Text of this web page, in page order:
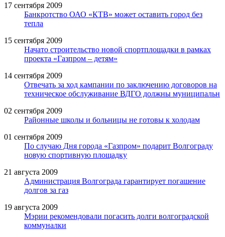
17 сентября 2009
Банкротство ОАО «КТВ» может оставить город без
тепла
15 сентября 2009
Начато строительство новой спортплощадки в рамках
проекта «Газпром – детям»
14 сентября 2009
Отвечать за ход кампании по заключению договоров на
техническое обслуживание ВДГО должны муниципальн
02 сентября 2009
Районные школы и больницы не готовы к холодам
01 сентября 2009
По случаю Дня города «Газпром» подарит Волгограду
новую спортивную площадку
21 августа 2009
Администрация Волгограда гарантирует погашение
долгов за газ
19 августа 2009
Мэрии рекомендовали погасить долги волгоградской
коммуналки